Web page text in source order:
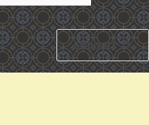
SUIVANT